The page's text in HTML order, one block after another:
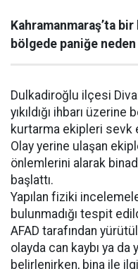
Kahramanmaraş’ta
bölgede paniğe
Dulkadiroğlu ilçesi
yıkıldığı ihbarı
kurtarma ekipleri sevk
Olay yerine ulaşan
önlemlerini alarak
başlattı.
Yapılan fiziki
bulunmadığı tespit
AFAD tarafından
olayda can kaybı ya da
belirlenirken, bina ile